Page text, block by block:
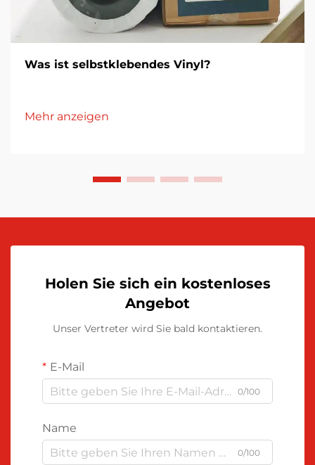
Was ist selbstklebendes Vinyl?
Mehr anzeigen
Holen Sie sich ein kostenloses
Angebot
Unser Vertreter wird Sie bald kontaktieren.
E-Mail
0/100
Name
0/100